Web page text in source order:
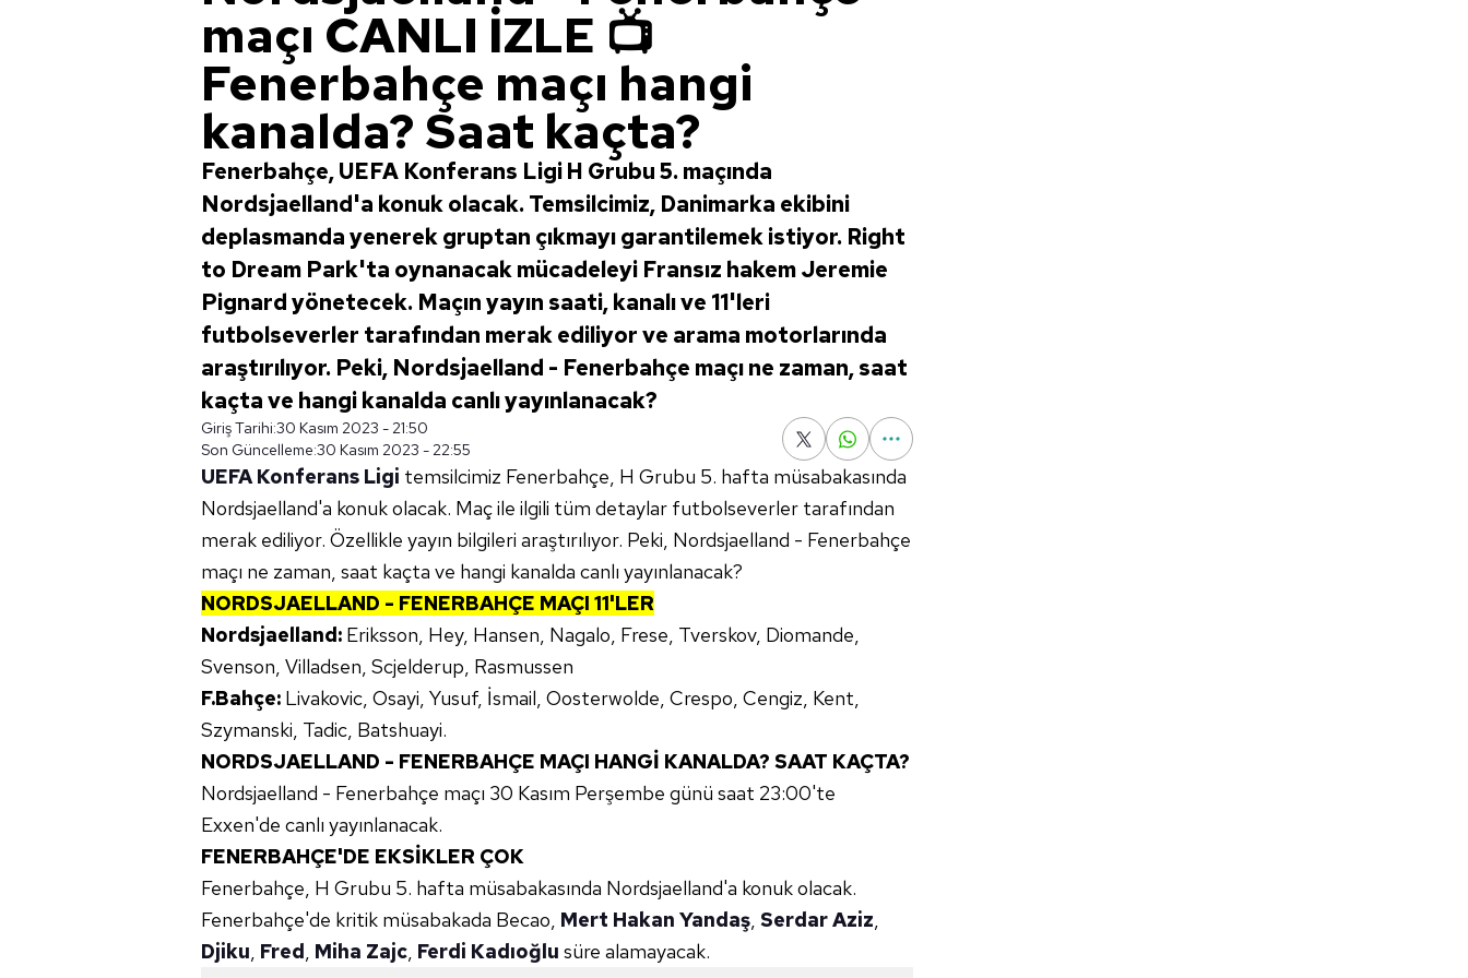
maçı CANLI İZLE 📺
Fenerbahçe maçı hangi
kanalda? Saat kaçta?
Fenerbahçe, UEFA Konferans Ligi H Grubu 5. maçında
Nordsjaelland'a konuk olacak. Temsilcimiz, Danimarka ekibini
deplasmanda yenerek gruptan çıkmayı garantilemek istiyor. Right
to Dream Park'ta oynanacak mücadeleyi Fransız hakem Jeremie
Pignard yönetecek. Maçın yayın saati, kanalı ve 11'leri
futbolseverler tarafından merak ediliyor ve arama motorlarında
araştırılıyor. Peki, Nordsjaelland - Fenerbahçe maçı ne zaman, saat
kaçta ve hangi kanalda canlı yayınlanacak?
Giriş Tarihi:30 Kasım 2023 - 21:50
Son Güncelleme:30 Kasım 2023 - 22:55
UEFA Konferans Ligi temsilcimiz Fenerbahçe, H Grubu 5. hafta müsabakasında
Nordsjaelland'a konuk olacak. Maç ile ilgili tüm detaylar futbolseverler tarafından
merak ediliyor. Özellikle yayın bilgileri araştırılıyor. Peki, Nordsjaelland - Fenerbahçe
maçı ne zaman, saat kaçta ve hangi kanalda canlı yayınlanacak?
NORDSJAELLAND - FENERBAHÇE MAÇI 11'LER
Nordsjaelland: Eriksson, Hey, Hansen, Nagalo, Frese, Tverskov, Diomande,
Svenson, Villadsen, Scjelderup, Rasmussen
F.Bahçe: Livakovic, Osayi, Yusuf, İsmail, Oosterwolde, Crespo, Cengiz, Kent,
Szymanski, Tadic, Batshuayi.
NORDSJAELLAND - FENERBAHÇE MAÇI HANGİ KANALDA? SAAT KAÇTA?
Nordsjaelland - Fenerbahçe maçı 30 Kasım Perşembe günü saat 23:00'te
Exxen'de canlı yayınlanacak.
FENERBAHÇE'DE EKSİKLER ÇOK
Fenerbahçe, H Grubu 5. hafta müsabakasında Nordsjaelland'a konuk olacak.
Fenerbahçe'de kritik müsabakada Becao, Mert Hakan Yandaş, Serdar Aziz,
Djiku, Fred, Miha Zajc, Ferdi Kadıoğlu süre alamayacak.